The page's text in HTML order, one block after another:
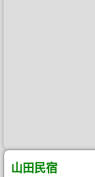
山田民宿